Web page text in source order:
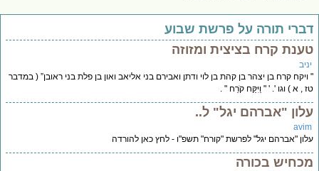
תורה על פרשת שבוע
קרח בציצית ומזוזה
קרח בן יצהר בן קהת בן לוי ודתן ואבירם בני אליאב ואון בן פלת בני ראובן” ( במדבר
, א ) וגו '. ' " וַיִּקַּח קֹרַח " .
"אברהם יגל" ל..
"אברהם יגל" לפרשת "קורח" תשפ"ו - לחץ כאן להורדה
בכורה